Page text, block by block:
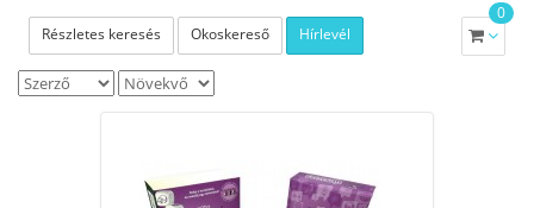
Részletes keresés Okoskereső Hírlevél
0